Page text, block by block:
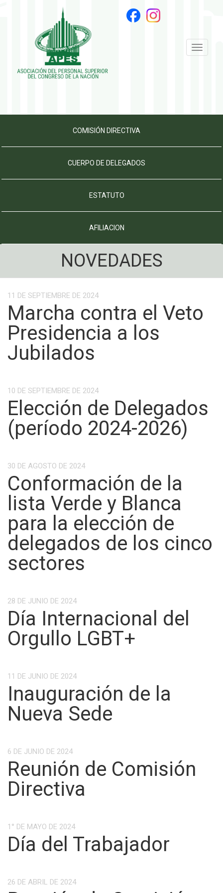
Toggle
COMISIÓN DIRECTIVA
CUERPO DE DELEGADOS
ESTATUTO
AFILIACION
NOVEDADES
11 DE SEPTIEMBRE DE 2024
Marcha contra el Veto
Presidencia a los
Jubilados
10 DE SEPTIEMBRE DE 2024
Elección de Delegados
(período 2024-2026)
30 DE AGOSTO DE 2024
Conformación de la
lista Verde y Blanca
para la elección de
delegados de los cinco
sectores
28 DE JUNIO DE 2024
Día Internacional del
Orgullo LGBT+
11 DE JUNIO DE 2024
Inauguración de la
Nueva Sede
6 DE JUNIO DE 2024
Reunión de Comisión
Directiva
1° DE MAYO DE 2024
Día del Trabajador
26 DE ABRIL DE 2024